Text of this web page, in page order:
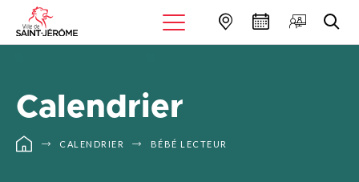
Calendrier
CALENDRIER BÉBÉ LECTEUR